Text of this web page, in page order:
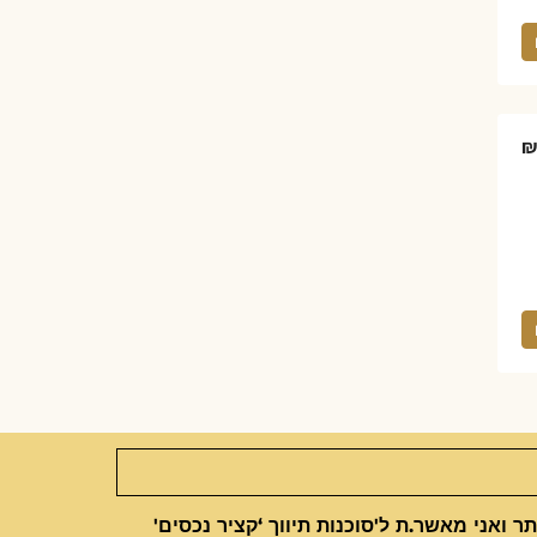
ואני מאשר.ת ל'סוכנות תיווך ‘קציר נכסים'